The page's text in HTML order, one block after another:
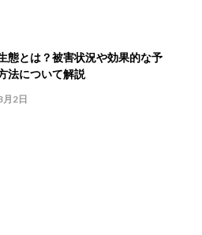
態とは？被害状況や効果的な予
法について解説
2日